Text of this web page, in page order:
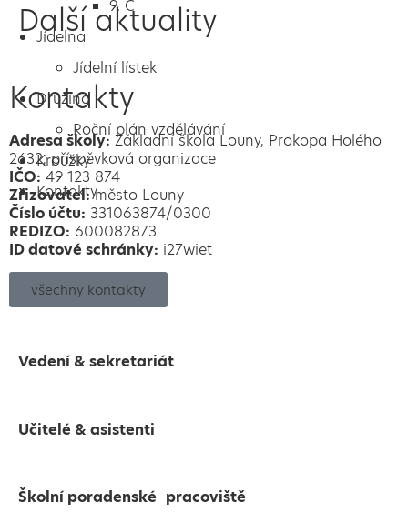
9. C
Jídelna
Jídelní lístek
Družina
Roční plán vzdělávání
Kroužky
Kontakty
Další aktuality
Kontakty
Adresa školy: Základní škola Louny, Prokopa Holého
2632, příspěvková organizace
IČO: 49 123 874
Zřizovatel:město Louny
Číslo účtu: 331063874/0300
REDIZO: 600082873
ID datové schránky: i27wiet
všechny kontakty
Vedení & sekretariát
Učitelé & asistenti
Školní poradenské pracoviště